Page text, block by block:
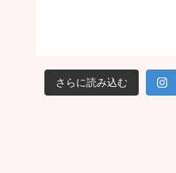
さらに読み込む